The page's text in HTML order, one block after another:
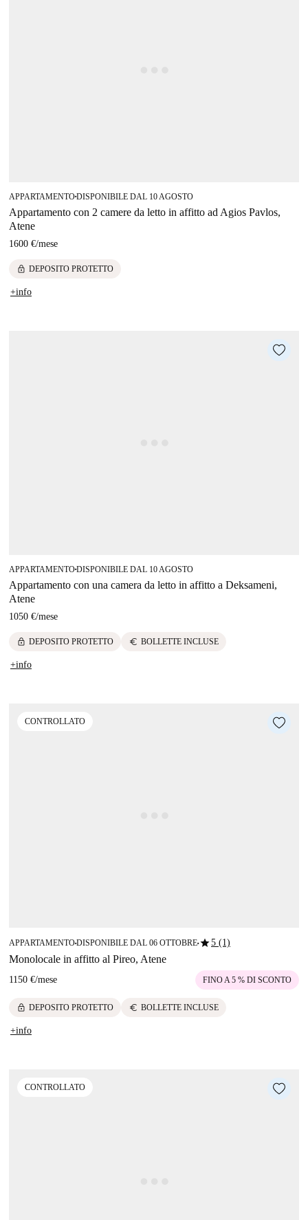
APPARTAMENTO■DISPONIBILE DAL 10 AGOSTO
Appartamento con 2 camere da letto in affitto ad Agios Pavlos,
Atene
1600 €/mese
lock DEPOSITO PROTETTO
+info
APPARTAMENTO■DISPONIBILE DAL 10 AGOSTO
Appartamento con una camera da letto in affitto a Deksameni,
Atene
1050 €/mese
lock DEPOSITO PROTETTO euro BOLLETTE INCLUSE
+info
CONTROLLATO
APPARTAMENTO■DISPONIBILE DAL 06 OTTOBRE■star5 (1)
Monolocale in affitto al Pireo, Atene
1150 €/mese FINO A 5 % DI SCONTO
lock DEPOSITO PROTETTO euro BOLLETTE INCLUSE
+info
CONTROLLATO